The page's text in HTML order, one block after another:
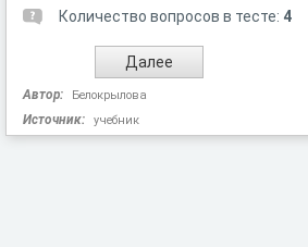
Количество вопросов в тесте: 4
Автор: Белокрылова
Источник: учебник